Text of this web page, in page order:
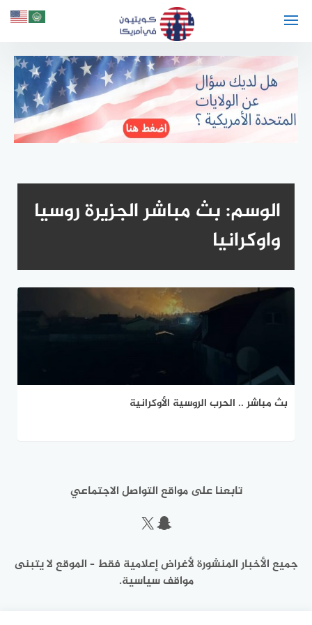
الوسم:بث مباشر الجزيرة روسيا
واوكرانيا
بث مباشر .. الحرب الروسية الأوكرانية
تابعنا على مواقع التواصل الاجتماعي
سناب شات
إكس
جميع الأخبار المنشورة لأغراض إعلامية فقط – الموقع لا يتبنى
مواقف سياسية.